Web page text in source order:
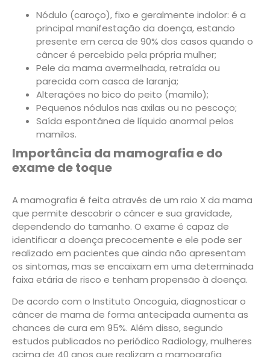
Nódulo (caroço), fixo e geralmente indolor: é a
principal manifestação da doença, estando
presente em cerca de 90% dos casos quando o
câncer é percebido pela própria mulher;
Pele da mama avermelhada, retraída ou
parecida com casca de laranja;
Alterações no bico do peito (mamilo);
Pequenos nódulos nas axilas ou no pescoço;
Saída espontânea de líquido anormal pelos
mamilos.
Importância da mamografia e do
exame de toque
A mamografia é feita através de um raio X da mama
que permite descobrir o câncer e sua gravidade,
dependendo do tamanho. O exame é capaz de
identificar a doença precocemente e ele pode ser
realizado em pacientes que ainda não apresentam
os sintomas, mas se encaixam em uma determinada
faixa etária de risco e tenham propensão à doença.
De acordo com o Instituto Oncoguia, diagnosticar o
câncer de mama de forma antecipada aumenta as
chances de cura em 95%. Além disso, segundo
estudos publicados no periódico Radiology, mulheres
acima de 40 anos que realizam a mamografia